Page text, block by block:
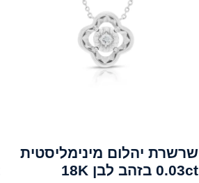
שרשרת יהלום מינימליסטית
0.03ct בזהב לבן 18K